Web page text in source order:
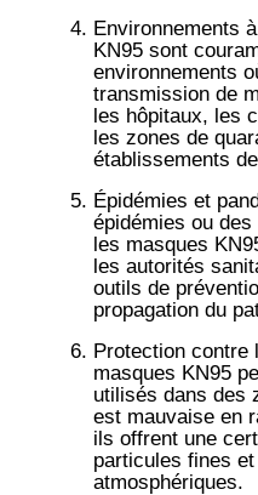
Environnements
KN95 sont
environnements
transmission de
les hôpitaux, les
les zones de
établissements
Épidémies et
épidémies ou
les masques
les autorités
outils de
propagation du
Protection contre
masques KN95
utilisés dans des
est mauvaise en
ils offrent une
particules fines
atmosphériques.